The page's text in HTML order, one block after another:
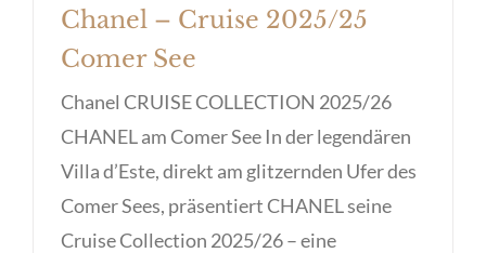
Chanel – Cruise 2025/25
Comer See
Chanel CRUISE COLLECTION 2025/26
CHANEL am Comer See In der legendären
Villa d’Este, direkt am glitzernden Ufer des
Comer Sees, präsentiert CHANEL seine
Cruise Collection 2025/26 – eine